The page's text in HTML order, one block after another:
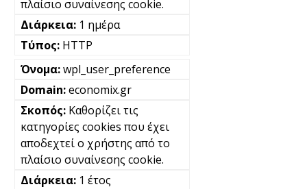
πλαίσιο συναίνεσης cookie.
1 ημέρα
HTTP
wpl_user_preference
economix.gr
Καθορίζει τις
κατηγορίες cookies που έχει
αποδεχτεί ο χρήστης από το
πλαίσιο συναίνεσης cookie.
1 έτος